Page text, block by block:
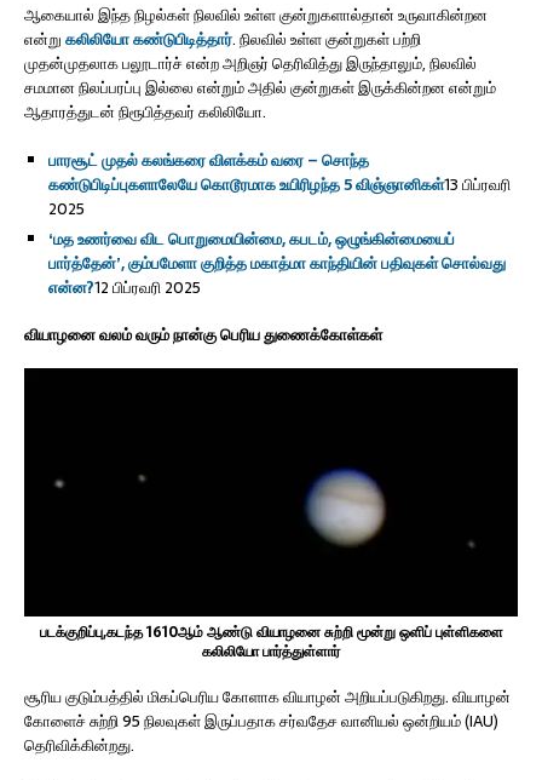
ஆகையால் இந்த நிழல்கள் நிலவில் உள்ள குன்றுகளால்தான் உருவாகின்றன
என்றுகலிலியோ கண்டுபிடித்தார். நிலவில் உள்ள குன்றுகள் பற்றி
முதன்முதலாக பலூடார்ச் என்ற அறிஞர் தெரிவித்து இருந்தாலும், நிலவில்
சமமான நிலப்பரப்பு இல்லை என்றும் அதில் குன்றுகள் இருக்கின்றன என்றும்
ஆதாரத்துடன் நிரூபித்தவர் கலிலியோ.
பாரசூட் முதல் கலங்கரை விளக்கம் வரை – சொந்த
கண்டுபிடிப்புகளாலேயே கொடூரமாக உயிரிழந்த 5 விஞ்ஞானிகள்13 பிப்ரவரி
2025
‘மத உணர்வை விட பொறுமையின்மை, கபடம், ஒழுங்கின்மையைப்
பார்த்தேன்’, கும்பமேளா குறித்த மகாத்மா காந்தியின் பதிவுகள் சொல்வது
என்ன?12 பிப்ரவரி 2025
வியாழனை வலம் வரும் நான்கு பெரிய துணைக்கோள்கள்
படக்குறிப்பு,கடந்த 1610ஆம் ஆண்டு வியாழனை சுற்றி மூன்று ஒளிப் புள்ளிகளை
கலிலியோ பார்த்துள்ளார்
சூரிய குடும்பத்தில் மிகப்பெரிய கோளாக வியாழன் அறியப்படுகிறது. வியாழன்
கோளைச் சுற்றி 95 நிலவுகள் இருப்பதாக சர்வதேச வானியல் ஒன்றியம் (IAU)
தெரிவிக்கின்றது.